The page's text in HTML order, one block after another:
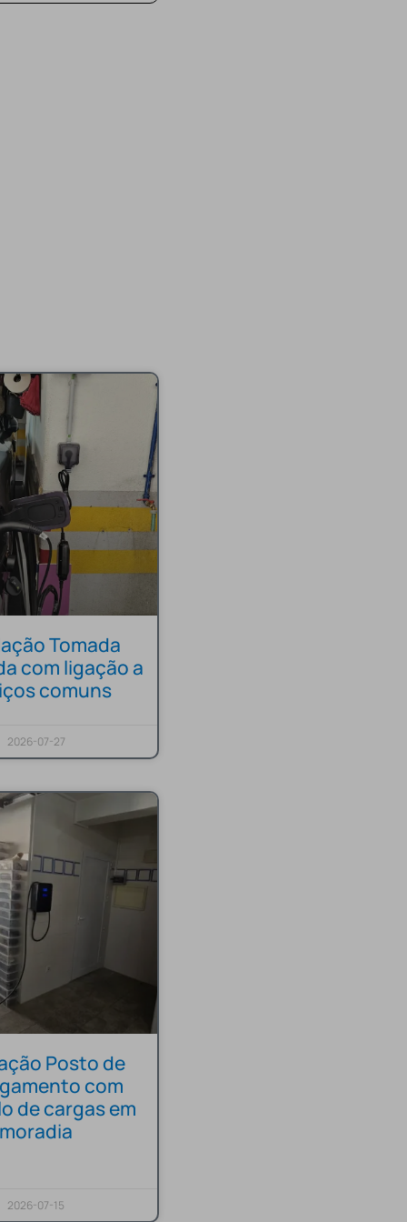
Tomada
com ligação a
comuns
2026-07-27
Posto de
com
de cargas em
moradia
2026-07-15